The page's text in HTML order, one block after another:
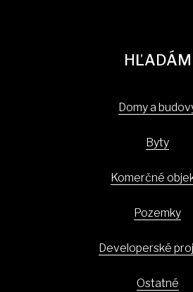
HĽADÁM
Domy a
Byty
Komerčné
Pozemky
Developerské
Ostatné